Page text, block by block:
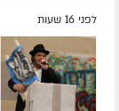
לפני 16 שעות